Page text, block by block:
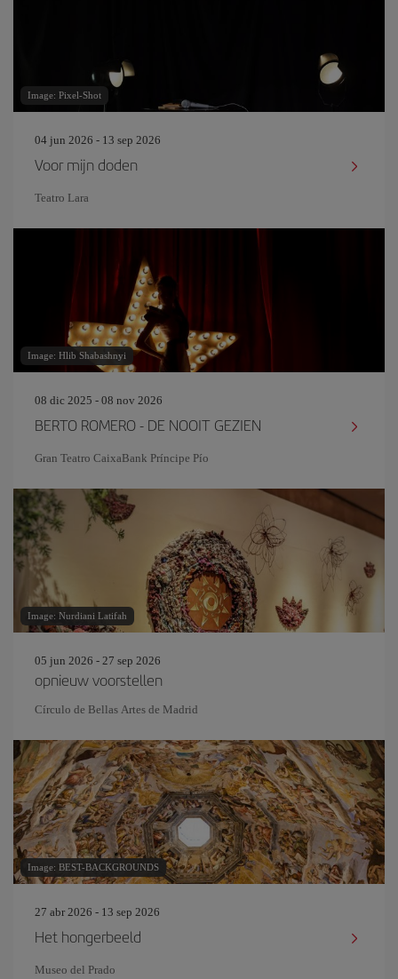
Image: Pixel-Shot
04 jun 2026 - 13 sep 2026
Voor mijn doden
Teatro Lara
Image: Hlib Shabashnyi
08 dic 2025 - 08 nov 2026
BERTO ROMERO - DE NOOIT GEZIEN
Gran Teatro CaixaBank Príncipe Pío
Image: Nurdiani Latifah
05 jun 2026 - 27 sep 2026
opnieuw voorstellen
Círculo de Bellas Artes de Madrid
Image: BEST-BACKGROUNDS
27 abr 2026 - 13 sep 2026
Het hongerbeeld
Museo del Prado